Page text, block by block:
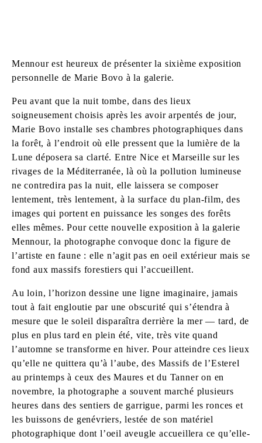
Mennour est heureux de présenter la sixième exposition
personnelle de Marie Bovo à la galerie.
Peu avant que la nuit tombe, dans des lieux
soigneusement choisis après les avoir arpentés de jour,
Marie Bovo installe ses chambres photographiques dans
la forêt, à l’endroit où elle pressent que la lumière de la
Lune déposera sa clarté. Entre Nice et Marseille sur les
rivages de la Méditerranée, là où la pollution lumineuse
ne contredira pas la nuit, elle laissera se composer
lentement, très lentement, à la surface du plan-film, des
images qui portent en puissance les songes des forêts
elles mêmes. Pour cette nouvelle exposition à la galerie
Mennour, la photographe convoque donc la figure de
l’artiste en faune : elle n’agit pas en oeil extérieur mais se
fond aux massifs forestiers qui l’accueillent.
Au loin, l’horizon dessine une ligne imaginaire, jamais
tout à fait engloutie par une obscurité qui s’étendra à
mesure que le soleil disparaîtra derrière la mer — tard, de
plus en plus tard en plein été, vite, très vite quand
l’automne se transforme en hiver. Pour atteindre ces lieux
qu’elle ne quittera qu’à l’aube, des Massifs de l’Esterel
au printemps à ceux des Maures et du Tanner on en
novembre, la photographe a souvent marché plusieurs
heures dans des sentiers de garrigue, parmi les ronces et
les buissons de genévriers, lestée de son matériel
photographique dont l’oeil aveugle accueillera ce qu’elle-